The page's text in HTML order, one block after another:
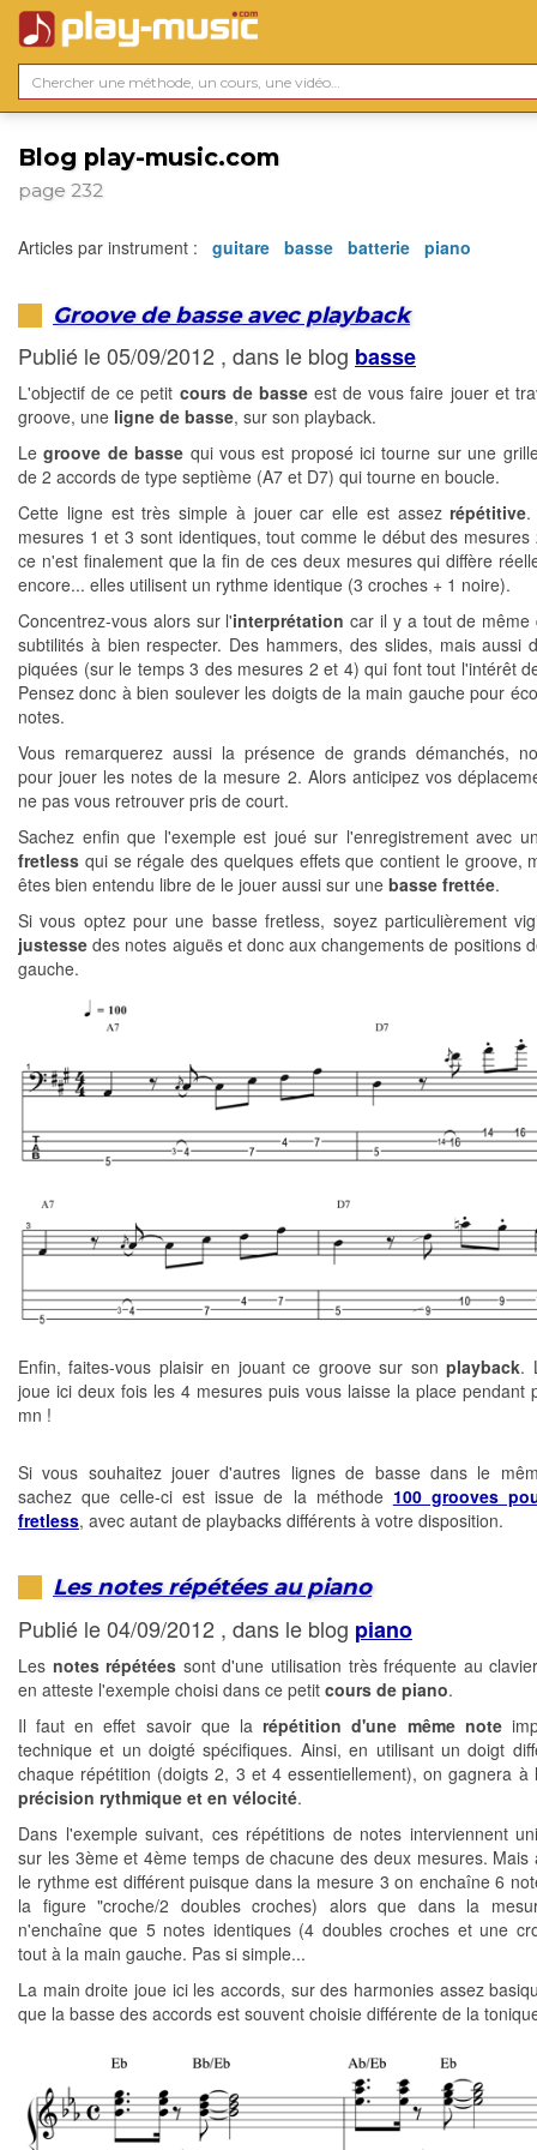
Blog play-music.com
page 232
Articles par instrument : guitare basse batterie piano
Groove de basse avec playback
Publié le 05/09/2012 , dans le blog basse
L'objectif de ce petit cours de basseest de vous faire jouer et
groove, une ligne de basse, sur son playback.
Legroove de basse qui vous est proposé ici tourne sur une
de 2 accords de type septième (A7 et D7) qui tourne en boucle.
Cette ligne est très simple à jouer car elle est assez répétitive.
mesures 1 et 3 sont identiques, tout comme le début des
ce n'est finalement que la fin de ces deux mesures qui diffère
encore... elles utilisent un rythme identique (3 croches + 1 noire).
Concentrez-vous alors sur l'interprétation car il y a tout de même
subtilités à bien respecter. Des hammers, des slides, mais aussi
piquées (sur le temps 3 des mesures 2 et 4) qui font tout l'intérêt
Pensez donc à bien soulever les doigts de la main gauche pour
notes.
Vous remarquerez aussi la présence de grands démanchés,
pour jouer les notes de la mesure 2. Alors anticipez vos
ne pas vous retrouver pris de court.
Sachez enfin que l'exemple est joué sur l'enregistrement avec
fretless qui se régale des quelques effets que contient le groove,
êtes bien entendu libre de le jouer aussi sur une basse frettée.
Si vous optez pour une basse fretless, soyez particulièrement
justesse des notes aiguës et donc aux changements de positions
gauche.
Enfin, faites-vous plaisir en jouant ce groove sur sonplayback.
joue ici deux fois les 4 mesures puis vous laisse la place pendant
mn !
Si vous souhaitez jouer d'autres lignes de basse dans le
sachez que celle-ci est issue de la méthode 100 grooves
fretless, avec autant de playbacks différents à votre disposition.
Les notes répétées au piano
Publié le 04/09/2012 , dans le blog piano
Les notes répétées sont d'une utilisation très fréquente au
en atteste l'exemple choisi dans ce petit cours de piano.
Il faut en effet savoir que la répétition d'une même note
technique et un doigté spécifiques. Ainsi, en utilisant un doigt
chaque répétition (doigts 2, 3 et 4 essentiellement), on gagnera à
précision rythmique et en vélocité.
Dans l'exemple suivant, ces répétitions de notes interviennent
sur les 3ème et 4ème temps de chacune des deux mesures. Mais
le rythme est différent puisque dans la mesure 3 on enchaîne 6
la figure "croche/2 doubles croches) alors que dans la
n'enchaîne que 5 notes identiques (4 doubles croches et une
tout à la main gauche. Pas si simple...
La main droite joue ici les accords, sur des harmonies assez
que la basse des accords est souvent choisie différente de la